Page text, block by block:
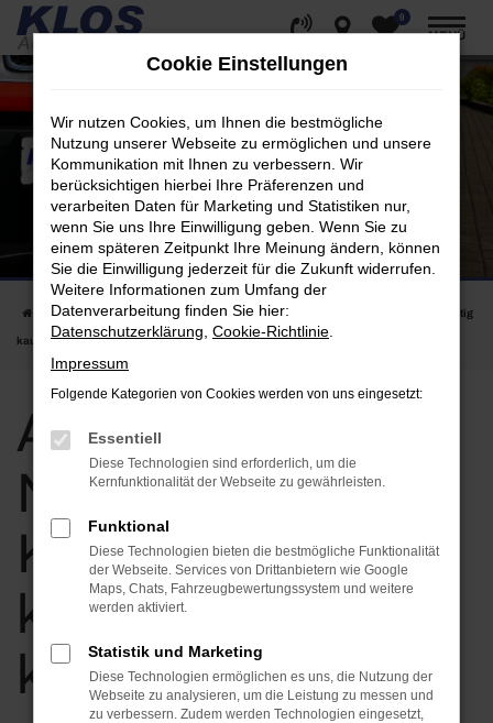
Zum
Hauptinhalt
springen
0
MENÜ
Startseite Koblenz Alfa Romeo Alfa Romeo Neuwagen in Koblenz günstig
kaufen | für Berlin kaufen
Alfa Romeo
Neuwagen in
Koblenz günstig
kaufen | für Berlin
kaufen
Cookie Einstellungen
Wir nutzen Cookies, um Ihnen die bestmögliche
Nutzung unserer Webseite zu ermöglichen und unsere
Kommunikation mit Ihnen zu verbessern. Wir
berücksichtigen hierbei Ihre Präferenzen und
verarbeiten Daten für Marketing und Statistiken nur,
wenn Sie uns Ihre Einwilligung geben. Wenn Sie zu
einem späteren Zeitpunkt Ihre Meinung ändern, können
Sie die Einwilligung jederzeit für die Zukunft widerrufen.
Weitere Informationen zum Umfang der
Datenverarbeitung finden Sie hier:
Datenschutzerklärung Cookie-Richtlinie
Impressum
Folgende Kategorien von Cookies werden von uns eingesetzt:
Essentiell
Diese Technologien sind erforderlich, um die
Kernfunktionalität der Webseite zu gewährleisten.
Funktional
Diese Technologien bieten die bestmögliche Funktionalität
der Webseite. Services von Drittanbietern wie Google
Maps, Chats, Fahrzeugbewertungssystem und weitere
werden aktiviert.
Statistik und Marketing
Diese Technologien ermöglichen es uns, die Nutzung der
Webseite zu analysieren, um die Leistung zu messen und
zu verbessern. Zudem werden Technologien eingesetzt,